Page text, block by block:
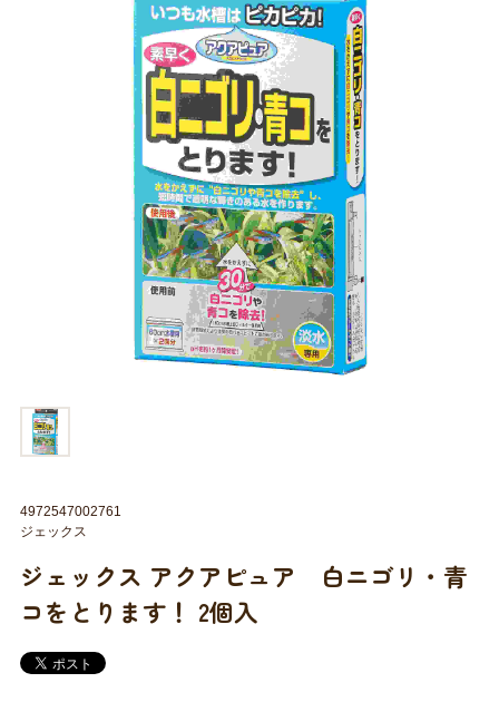
トリマーグッズ シニアサポート
ジェックス アクアピュア 白ニゴリ・青
コをとります！ 2個入
4972547002761
ジェックス